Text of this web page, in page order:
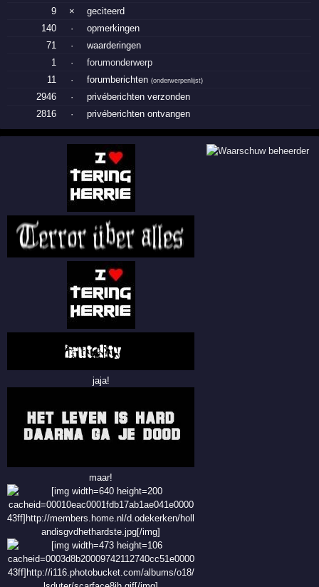
9
×
geciteerd
140
·
opmerkingen
71
·
waarderingen
1
·
forumonderwerp
11
· forumberichten(onderwerpenlijst)
2946 ·
privéberichten verzonden
2816
· privéberichten ontvangen
jaja!
maar!